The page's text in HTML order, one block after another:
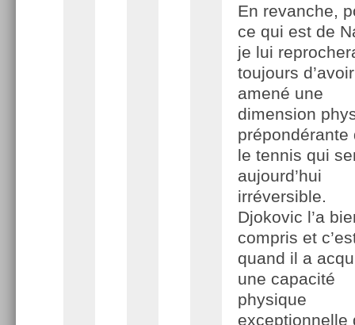
En revanche,
ce qui est de
je lui
toujours d’avoir
amené une
dimension
prépondérante
le tennis qui
aujourd’hui
irréversible.
Djokovic l’a
compris et
quand il a
une capacité
physique
exceptionnelle